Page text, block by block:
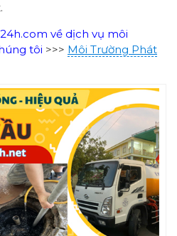
về dịch vụ môi
tôi >>> Môi Trường Phát